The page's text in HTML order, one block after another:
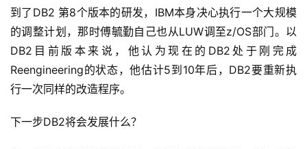
到了DB2 第8个版本的研发，IBM本身决心执行一个大规模
的调整计划，那时傅毓勤自己也从LUW调至z/OS部门。以
DB2目前版本来说，他认为现在的DB2处于刚完成
Reengineering的状态，他估计5到10年后，DB2要重新执
行一次同样的改造程序。
下一步DB2将会发展什么？